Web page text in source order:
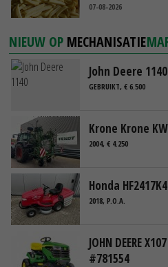
07-08-2026
NIEUW OP MECHANISATIE
John Deere 1140
GEBRUIKT, € 6.500
Krone Krone
2004, € 4.250
Honda
2018, P.O.A.
JOHN DEERE
#781554